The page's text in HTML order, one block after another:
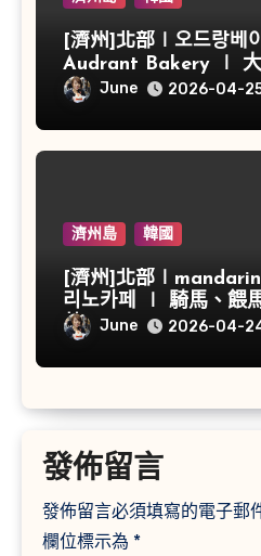
[濟州]北部∣오드랑베
Audrant Bakery ∣ 大
June 2026-04-
濟州島 韓國
[濟州]北部
리노카페 ∣ 騎馬、餵
草
June 2026-04-
發佈留言
發佈留言必須填寫的電子郵
欄位標示為 *